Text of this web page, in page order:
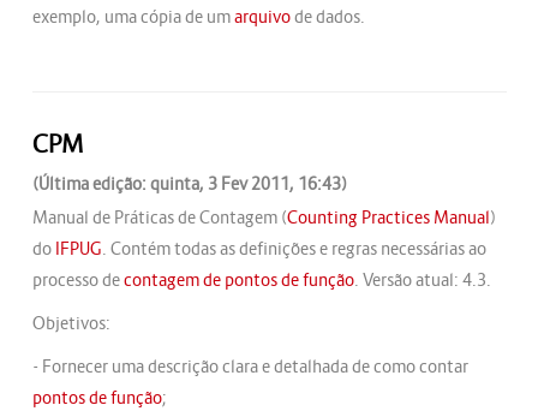
exemplo, uma cópia de umarquivode dados.
CPM
(Última edição: quinta, 3 Fev 2011, 16:43)
Manual de Práticas de Contagem (Counting Practices Manual)
do IFPUG. Contém todas as definições e regras necessárias ao
processo decontagem de pontos de função. Versão atual: 4.3.
Objetivos:
- Fornecer uma descrição clara e detalhada de como contar
pontos de função;